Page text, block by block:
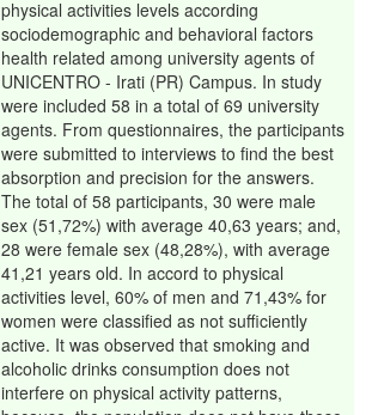
physical activities levels according
sociodemographic and behavioral factors
health related among university agents of
UNICENTRO - Irati (PR) Campus. In study
were included 58 in a total of 69 university
agents. From questionnaires, the participants
were submitted to interviews to find the best
absorption and precision for the answers.
The total of 58 participants, 30 were male
sex (51,72%) with average 40,63 years; and,
28 were female sex (48,28%), with average
41,21 years old. In accord to physical
activities level, 60% of men and 71,43% for
women were classified as not sufficiently
active. It was observed that smoking and
alcoholic drinks consumption does not
interfere on physical activity patterns,